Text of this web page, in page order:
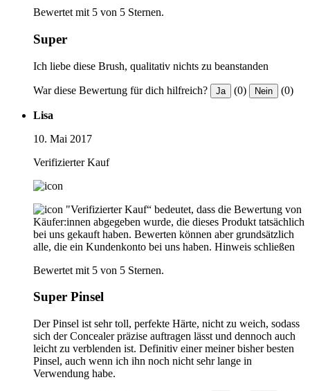
Bewertet mit 5 von 5 Sternen.
Super
Ich liebe diese Brush, qualitativ nichts zu beanstanden
War diese Bewertung für dich hilfreich? Ja (0) Nein (0)
Lisa
10. Mai 2017
Verifizierter Kauf
"Verifizierter Kauf“ bedeutet, dass die Bewertung von
Käufer:innen abgegeben wurde, die dieses Produkt tatsächlich
bei uns gekauft haben. Bewerten können aber grundsätzlich
alle, die ein Kundenkonto bei uns haben. Hinweis schließen
Bewertet mit 5 von 5 Sternen.
Super Pinsel
Der Pinsel ist sehr toll, perfekte Härte, nicht zu weich, sodass
sich der Concealer präzise auftragen lässt und dennoch auch
leicht zu verblenden ist. Definitiv einer meiner bisher besten
Pinsel, auch wenn ich ihn noch nicht sehr lange in
Verwendung habe.